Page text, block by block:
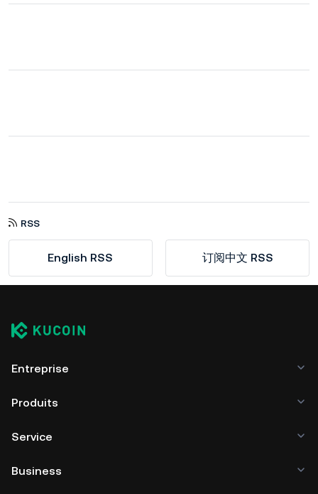
RSS
English RSS 订阅中文 RSS
Entreprise
Produits
Service
Business